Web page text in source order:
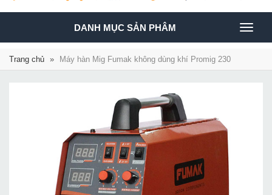
TOGGLE
NAVIGATION
DANH MỤC SẢN PHÂM
Trang chủ » Máy hàn Mig Fumak không dùng khí Promig 230